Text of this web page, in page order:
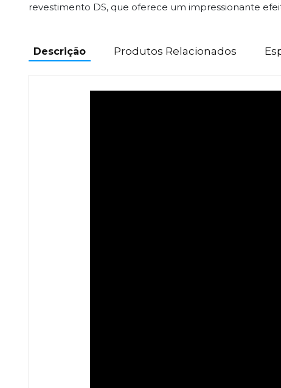
revestimento DS, que oferece um impressionante
Descrição Produtos Relacionados